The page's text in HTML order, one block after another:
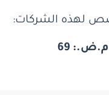
لهذه الشركات:
69